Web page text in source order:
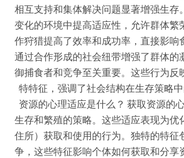
相互支持和集体解决问题显著增强生存
变化的环境中提高适应性，允许群体繁
作狩猎提高了效率和成功率，直接影响
通过合作形成的社会纽带增强了群体的
御捕食者和竞争至关重要。这些行为反
特特征，强调了社会结构在生存策略
资源的心理适应是什么？ 获取资源的
生存和繁殖的策略。这些适应表现为优
住所）获取和使用的行为。独特的特征
争，这些特征影响个体如何获取和分享